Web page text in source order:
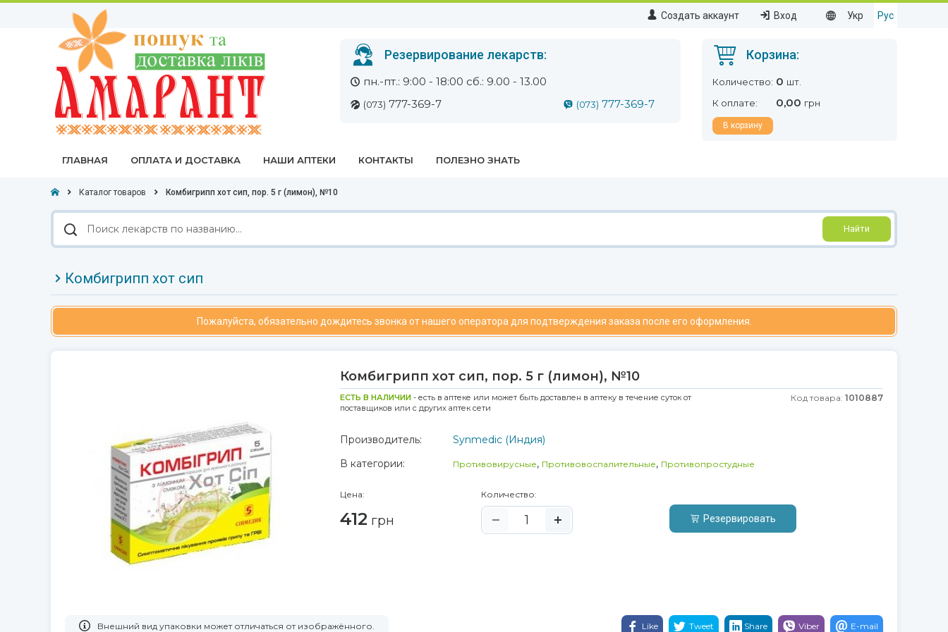
Укр Рус
Создать аккаунт Вход
Резервирование лекарств:
пн.-пт.: 9:00 - 18:00 сб.: 9.00 - 13.00
(073) 777-369-7 (073) 777-369-7
Корзина:
Количество: 0 шт.
К оплате:
0,00 грн
В корзину
ГЛАВНАЯ ОПЛАТА И ДОСТАВКА НАШИ АПТЕКИ КОНТАКТЫ ПОЛЕЗНО ЗНАТЬ
Каталог товаров Комбигрипп хот сип, пор. 5 г (лимон), №10
Поиск
лекарств
по
Найти
Комбигрипп хот сип
Пожалуйста, обязательно дождитесь звонка от нашего оператора для подтверждения заказа после его оформления.
Комбигрипп хот сип, пор. 5 г (лимон), №10
ЕСТЬ В НАЛИЧИИ - есть в аптеке или может быть доставлен в аптеку в течение суток от
поставщиков или с других аптек сети
Код товара: 1010887
Производитель:
Synmedic (Индия)
В категории:
Противовирусные, Противовоспалительные, Противопростудные
Цена:
412 грн
Количество:
Резервировать
Bнешний вид упаковки может отличаться от изображённого. Like Tweet Share Viber E-mail